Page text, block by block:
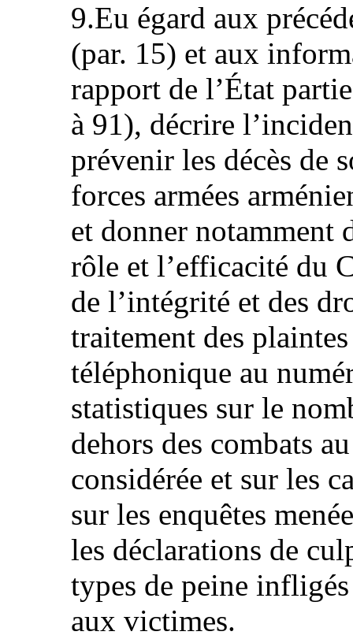
9.Eu égard aux
(par. 15) et aux
rapport de l’État
à 91), décrire
prévenir les décès de
forces armées
et donner notamment
rôle et l’efficacité du
de l’intégrité et des
traitement des
téléphonique au
statistiques sur le
dehors des combats
considérée et sur les
sur les enquêtes
les déclarations de
types de peine
aux victimes.